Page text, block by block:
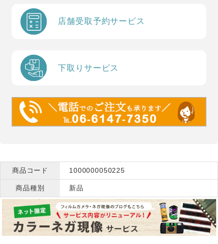
店舗受取予約サービス
下取りサービス
商品コード 1000000050225
商品種別 新品